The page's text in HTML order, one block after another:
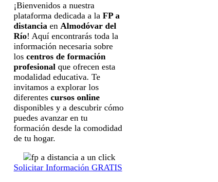
¡Bienvenidos a nuestra
plataforma dedicada a la FP a
distancia en Almodóvar del
Río! Aquí encontrarás toda la
información necesaria sobre
los centros de formación
profesional que ofrecen esta
modalidad educativa. Te
invitamos a explorar los
diferentes cursos online
disponibles y a descubrir cómo
puedes avanzar en tu
formación desde la comodidad
de tu hogar.
Solicitar Información GRATIS